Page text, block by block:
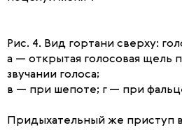
Рис. 4. Вид гортани сверху:
а — открытая голосовая щель
звучании голоса;
в — при шепоте; г — при
Придыхательный же приступ